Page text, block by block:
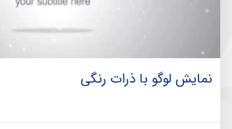
نمایش لوگو با ذرات رنگی